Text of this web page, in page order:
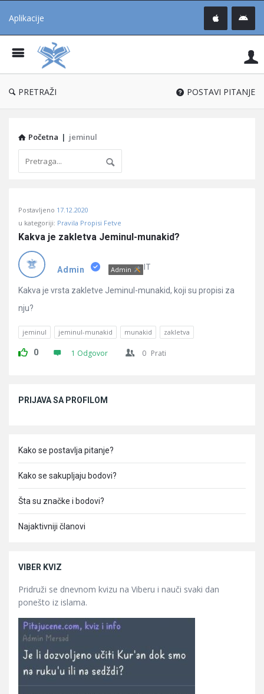
Aplikacije
®
PRETRAŽI POSTAVI PITANJE
Početna | jeminul
Učene
Latest
Pitanja
Postavljeno 17.12.2020
u kategoriji: Pravila Propisi Fetve
Kakva je zakletva Jeminul-munakid?
Admin Admin IT
Kakva je vrsta zakletve Jeminul-munakid, koji su propisi za
nju?
jeminul jeminul-munakid munakid zakletva
0 1 Odgovor 0 Prati
PRIJAVA SA PROFILOM
Kako se postavlja pitanje?
Kako se sakupljaju bodovi?
Šta su značke i bodovi?
Najaktivniji članovi
VIBER KVIZ
Pridruži se dnevnom kvizu na Viberu i nauči svaki dan
ponešto iz islama.